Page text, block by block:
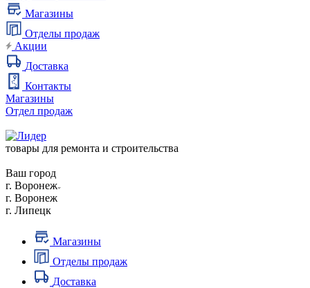
Магазины
Отделы продаж
Акции
Доставка
Контакты
Магазины
Отдел продаж
товары для ремонта и строительства
Ваш город
г. Воронеж
г. Воронеж
г. Липецк
Магазины
Отделы продаж
Доставка